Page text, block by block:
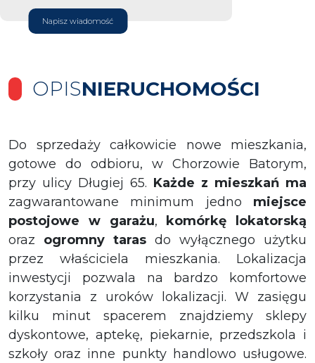
Napisz wiadomość
OPISNIERUCHOMOŚCI
Do sprzedaży całkowicie nowe mieszkania,
gotowe do odbioru, w Chorzowie Batorym,
przy ulicy Długiej 65. Każde z mieszkań ma
zagwarantowane minimum jedno miejsce
postojowe w garażu,
komórkę lokatorską
oraz ogromny taras do wyłącznego użytku
przez właściciela mieszkania. Lokalizacja
inwestycji pozwala na bardzo komfortowe
korzystania z uroków lokalizacji. W zasięgu
kilku minut spacerem znajdziemy sklepy
dyskontowe, aptekę, piekarnie, przedszkola i
szkoły oraz inne punkty handlowo usługowe.